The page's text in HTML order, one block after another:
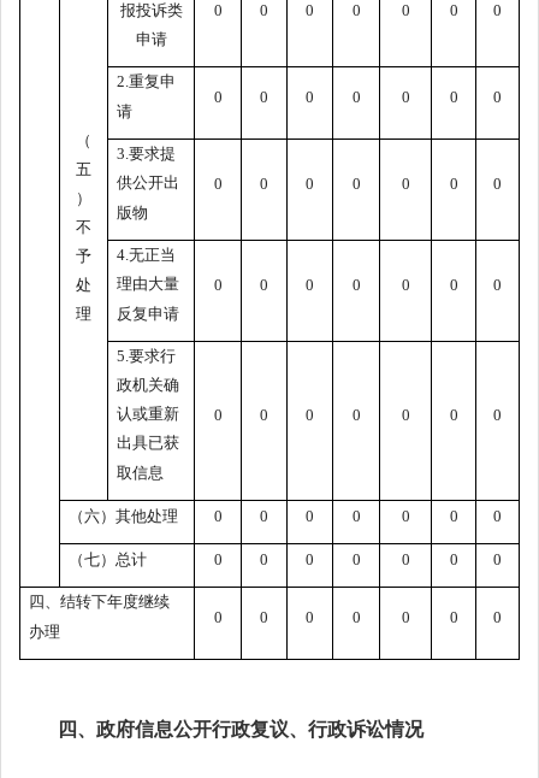
（
五
）
不
予
处
理
报投诉类
申请
0 0 0 0 0 0 0
2.重复申
请
0 0 0 0 0 0 0
3.要求提
供公开出
版物
0 0 0 0 0 0 0
4.无正当
理由大量
反复申请
0 0 0 0 0 0 0
5.要求行
政机关确
认或重新
出具已获
取信息
0 0 0 0 0 0 0
（六）其他处理 0 0 0 0 0 0 0
（七）总计 0 0 0 0 0 0 0
四、结转下年度继续
办理
0 0 0 0 0 0 0
四、政府信息公开行政复议、行政诉讼情况